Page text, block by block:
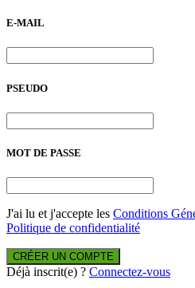
E-MAIL
PSEUDO
MOT DE PASSE
J'ai lu et j'accepte les Conditions
Politique de confidentialité
CRÉER UN COMPTE
Déjà inscrit(e) ? Connectez-vous